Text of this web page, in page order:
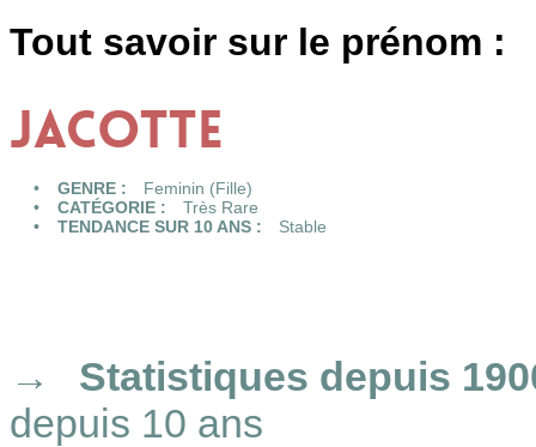
Tout savoir sur le prénom :
JACOTTE
GENRE :
Feminin (Fille)
CATÉGORIE :
Très Rare
TENDANCE SUR 10 ANS :
Stable
Statistiques depuis
depuis 10 ans